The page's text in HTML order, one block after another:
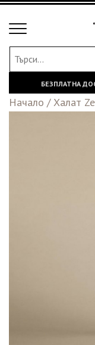
Toggle
БЕЗПЛАТНА
Начало /Халат